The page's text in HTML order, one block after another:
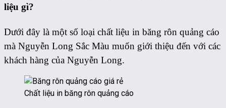
liệu gì?
Dưới đây là một số loại chất liệu in băng rôn quảng cáo
mà Nguyễn Long Sắc Màu muốn giới thiệu đến với các
khách hàng của Nguyễn Long.
Chất liệu in băng rôn quảng cáo